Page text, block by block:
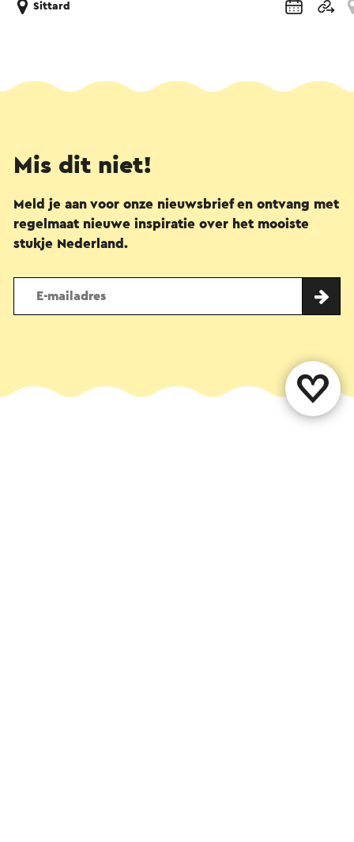
Sittard
Mis dit niet!
Meld je aan voor onze nieuwsbrief en ontvang met
regelmaat nieuwe inspiratie over het mooiste
stukje Nederland.